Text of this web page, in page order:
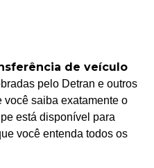
de veículo
pelo Detran e outros
você saiba exatamente o
está disponível para
você entenda todos os